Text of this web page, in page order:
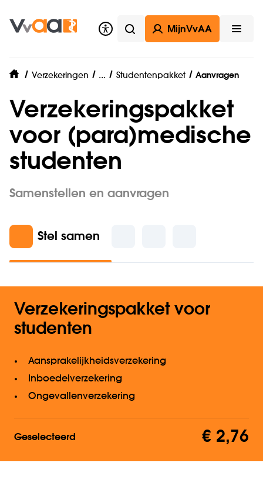
Zoeken
MijnVvAA
home
Verzekeringen ... Studentverzekeringen
Studentenpakket Aanvragen
Verzekeringspakket
voor (para)medische
studenten
Samenstellen en aanvragen
Stel samen
Verzekeringspakket voor
studenten
Aansprakelijkheidsverzekering
Inboedelverzekering
Ongevallenverzekering
Geselecteerd € 2,76